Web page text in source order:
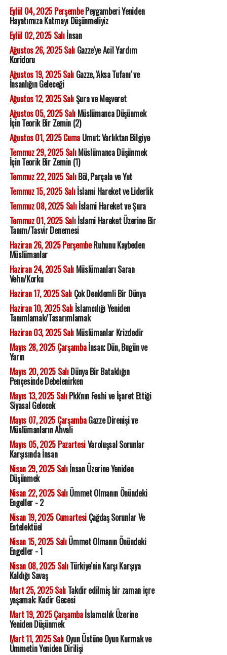
Eylül 04, 2025 PerşembePeygamberi Yeniden
Hayatımıza Katmayı Düşünmeliyiz
Eylül 02, 2025 Salıİnsan
Ağustos 26, 2025 SalıGazze'ye Acil Yardım
Koridoru
Ağustos 19, 2025 SalıGazze, 'Aksa Tufanı' ve
İnsanlığın Geleceği
Ağustos 12, 2025 SalıŞura ve Meşveret
Ağustos 05, 2025 SalıMüslümanca Düşünmek
İçin Teorik Bir Zemin (2)
Ağustos 01, 2025 CumaUmut; Varlıktan Bilgiye
Temmuz 29, 2025 SalıMüslümanca Düşünmek
İçin Teorik Bir Zemin (1)
Temmuz 22, 2025 SalıBöl, Parçala ve Yut
Temmuz 15, 2025 Salıİslami Hareket ve Liderlik
Temmuz 08, 2025 Salıİslami Hareket ve Şura
Temmuz 01, 2025 Salıİslami Hareket Üzerine Bir
Tanım/Tasvir Denemesi
Haziran 26, 2025 PerşembeRuhunu Kaybeden
Müslümanlar
Haziran 24, 2025 SalıMüslümanları Saran
Vehn/Korku
Haziran 17, 2025 SalıÇok Denklemli Bir Dünya
Haziran 10, 2025 Salıİslamcılığı Yeniden
Tanımlamak/Tasarımlamak
Haziran 03, 2025 SalıMüslümanlar Krizdedir
Mayıs 28, 2025 Çarşambaİnsan; Dün, Bugün ve
Yarın
Mayıs 20, 2025 SalıDünya Bir Bataklığın
Pençesinde Debelenirken
Mayıs 13, 2025 SalıPkk'nın Feshi ve İşaret Ettiği
Siyasal Gelecek
Mayıs 07, 2025 ÇarşambaGazze Direnişi ve
Müslümanların Ahvali
Mayıs 05, 2025 PazartesiVaroluşsal Sorunlar
Karşısında İnsan
Nisan 29, 2025 Salıİnsan Üzerine Yeniden
Düşünmek
Nisan 22, 2025 SalıÜmmet Olmanın Önündeki
Engeller - 2
Nisan 19, 2025 CumartesiÇağdaş Sorunlar Ve
Entelektüel
Nisan 15, 2025 SalıÜmmet Olmanın Önündeki
Engeller - 1
Nisan 08, 2025 SalıTürkiye'nin Karşı Karşıya
Kaldığı Savaş
Mart 25, 2025 SalıTakdir edilmiş bir zaman içre
yaşamak: Kadir Gecesi
Mart 19, 2025 Çarşambaİslamcılık Üzerine
Yeniden Düşünmek
Mart 11, 2025 SalıOyun Üstüne Oyun Kurmak ve
Ümmetin Yeniden Dirilişi